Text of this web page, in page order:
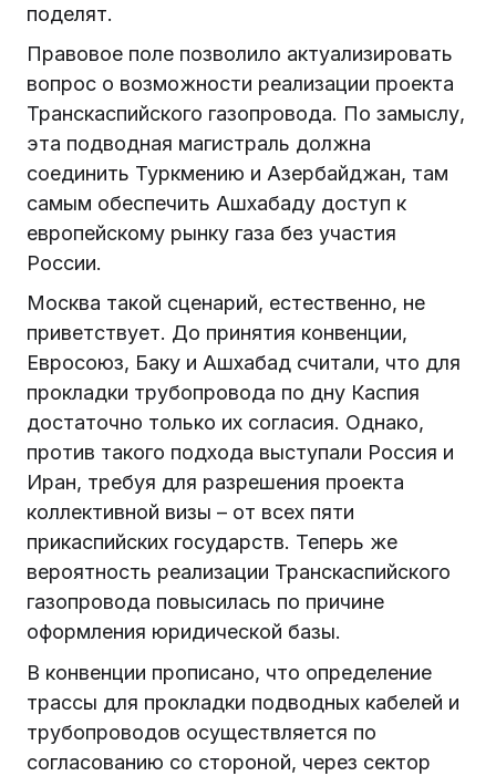
поделят.
Правовое поле позволило актуализировать
вопрос о возможности реализации проекта
Транскаспийского газопровода. По замыслу,
эта подводная магистраль должна
соединить Туркмению и Азербайджан, там
самым обеспечить Ашхабаду доступ к
европейскому рынку газа без участия
России.
Москва такой сценарий, естественно, не
приветствует. До принятия конвенции,
Евросоюз, Баку и Ашхабад считали, что для
прокладки трубопровода по дну Каспия
достаточно только их согласия. Однако,
против такого подхода выступали Россия и
Иран, требуя для разрешения проекта
коллективной визы – от всех пяти
прикаспийских государств. Теперь же
вероятность реализации Транскаспийского
газопровода повысилась по причине
оформления юридической базы.
В конвенции прописано, что определение
трассы для прокладки подводных кабелей и
трубопроводов осуществляется по
согласованию со стороной, через сектор